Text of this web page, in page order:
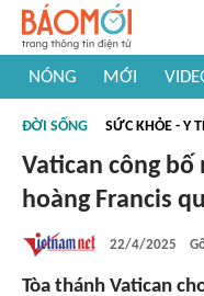
NÓNG MỚI
#Khám phá thế giới
ĐỜI SỐNG SỨC KHỎE - Y
Vatican công bố
hoàng Francis
22/4/2025
Tòa thánh Vatican